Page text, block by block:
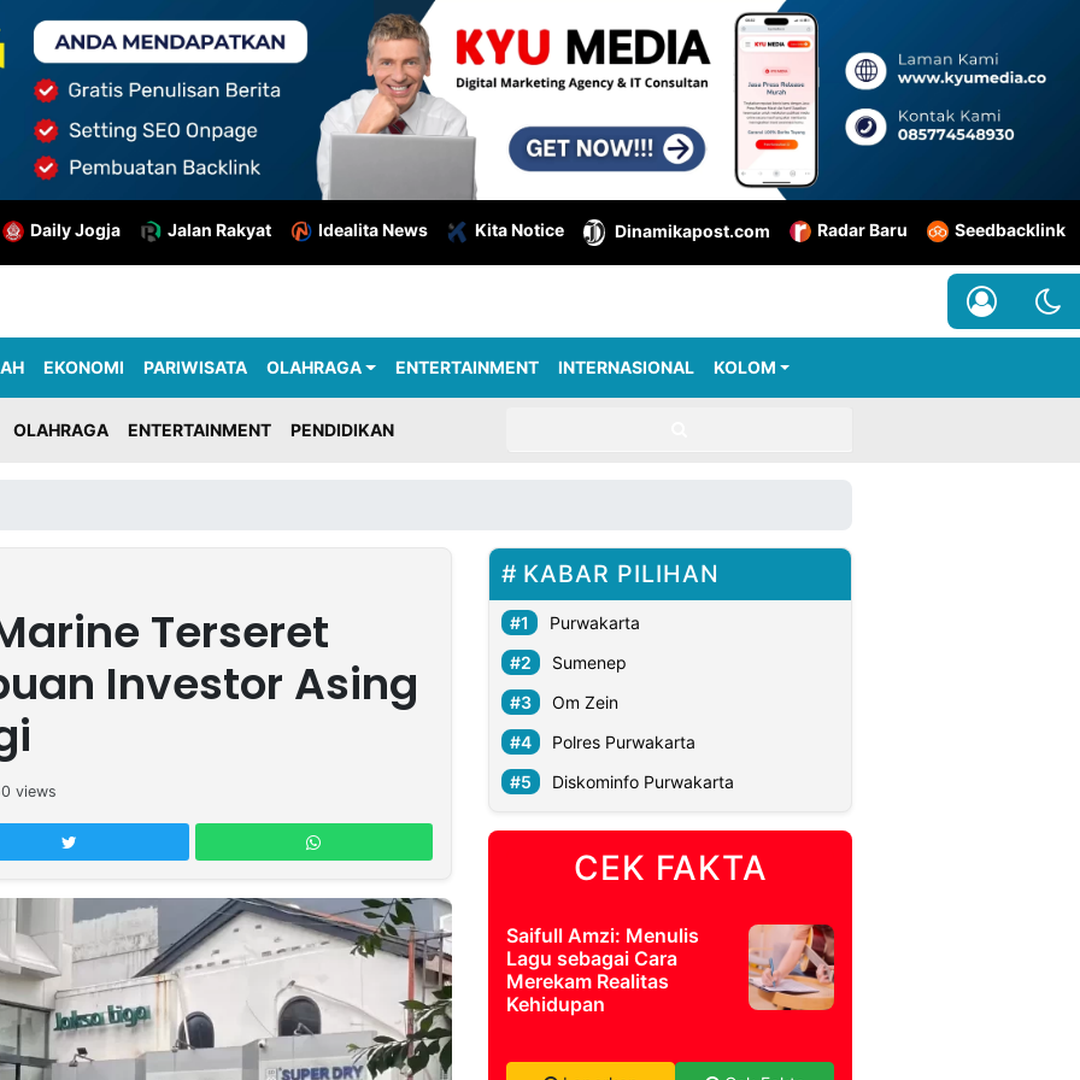
Daily Jogja Jalan Rakyat Idealita News Kita Notice Dinamikapost.com Radar Baru Seedbacklink
EKONOMI PARIWISATA OLAHRAGA ENTERTAINMENT INTERNASIONAL KOLOM
OLAHRAGA ENTERTAINMENT PENDIDIKAN
Terseret
Investor Asing
views
KABAR PILIHAN
Purwakarta
Sumenep
Om Zein
Polres Purwakarta
Diskominfo Purwakarta
CEK FAKTA
Saifull Amzi: Menulis
Lagu sebagai Cara
Merekam Realitas
Kehidupan